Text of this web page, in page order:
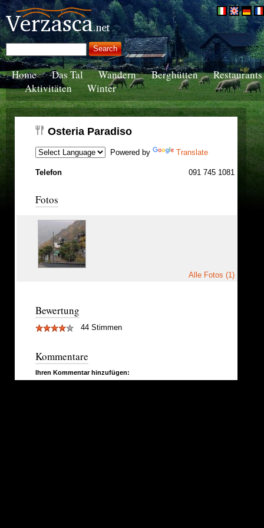
Home Das Tal Wandern Berghütten
Restaurants
Aktivitäten
Winter
Osteria Paradiso
Powered by Translate
Telefon 091 745 1081
Fotos
Alle Fotos (1)
Bewertung
44 Stimmen
Kommentare
Ihren Kommentar hinzufügen: